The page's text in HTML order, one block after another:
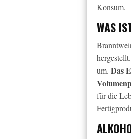
Konsum.
WAS
um. Das
für die